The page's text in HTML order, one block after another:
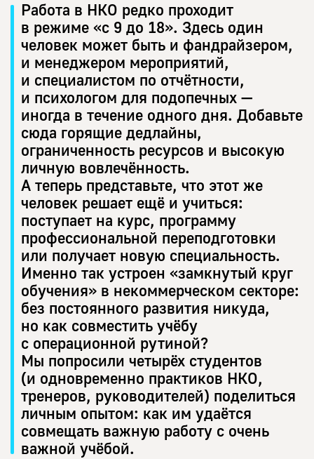
Работа в НКО редко проходит
в режиме «с 9 до 18». Здесь один
человек может быть и фандрайзером,
и менеджером мероприятий,
и специалистом по отчётности,
и психологом для подопечных —
иногда в течение одного дня. Добавьте
сюда горящие дедлайны,
ограниченность ресурсов и высокую
личную вовлечённость.
А теперь представьте, что этот же
человек решает ещё и учиться:
поступает на курс, программу
профессиональной переподготовки
или получает новую специальность.
Именно так устроен «замкнутый круг
обучения» в некоммерческом секторе:
без постоянного развития никуда,
но как совместить учёбу
с операционной рутиной?
Мы попросили четырёх студентов
(и одновременно практиков НКО,
тренеров, руководителей) поделиться
личным опытом: как им удаётся
совмещать важную работу с очень
важной учёбой.